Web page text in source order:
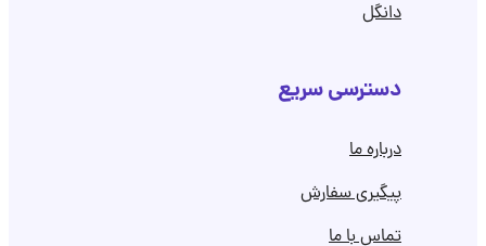
دانگل
دسترسی سریع
درباره ما
پیگیری سفارش
تماس با ما